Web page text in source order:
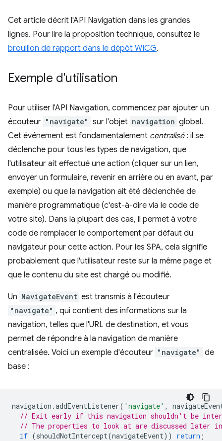
Cet article décrit l'API Navigation dans les grandes
lignes. Pour lire la proposition technique, consultez le
brouillon de rapport dans le dépôt WICG.
Exemple d'utilisation
Pour utiliser l'API Navigation, commencez par ajouter un
écouteur "navigate" sur l'objet navigation global.
Cet événement est fondamentalement centralisé: il se
déclenche pour tous les types de navigation, que
l'utilisateur ait effectué une action (cliquer sur un lien,
envoyer un formulaire, revenir en arrière ou en avant, par
exemple) ou que la navigation ait été déclenchée de
manière programmatique (c'est-à-dire via le code de
votre site). Dans la plupart des cas, il permet à votre
code de remplacer le comportement par défaut du
navigateur pour cette action. Pour les SPA, cela signifie
probablement que l'utilisateur reste sur la même page et
que le contenu du site est chargé ou modifié.
Un NavigateEvent est transmis à l'écouteur
"navigate" , qui contient des informations sur la
navigation, telles que l'URL de destination, et vous
permet de répondre à la navigation de manière
centralisée. Voici un exemple d'écouteur "navigate" de
base :
navigation .addEventListener( 'navigate' ,
// Exit early if this navigation shouldn't be
// The properties to look at are discussed later
if (shouldNotIntercept(navigateEvent)) return ;